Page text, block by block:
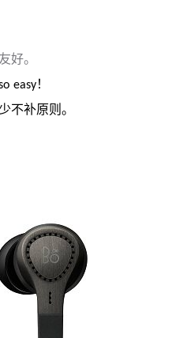
好。
easy！
不补原则。